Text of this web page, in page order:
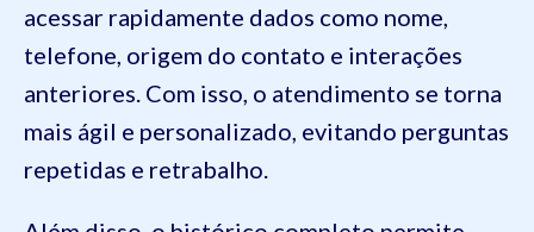
acessar rapidamente dados como nome,
telefone, origem do contato e interações
anteriores. Com isso, o atendimento se torna
mais ágil e personalizado, evitando perguntas
repetidas e retrabalho.